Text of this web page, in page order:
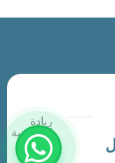
ريادة
السعودية
©
جميع